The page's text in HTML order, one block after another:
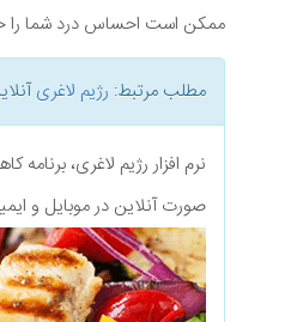
ممکن است احساس درد شما را
مطلب مرتبط: رژیم لاغری
نرم افزار رژیم لاغری،
صورت آنلاین در موبایل و